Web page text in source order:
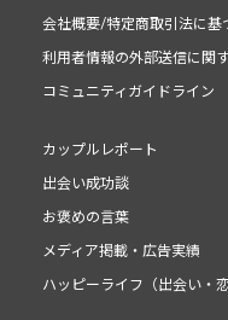
会社概要/特定商取引法に基
利用者情報の外部送信に関
コミュニティガイドライン
カップルレポート
出会い成功談
お褒めの言葉
メディア掲載・広告実績
ハッピーライフ（出会い・